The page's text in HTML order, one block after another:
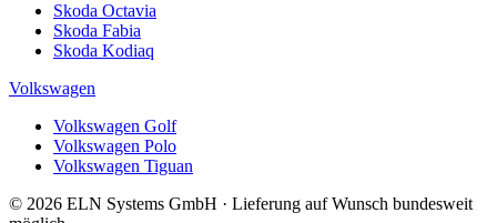
Skoda Octavia
Skoda Fabia
Skoda Kodiaq
Volkswagen
Volkswagen Golf
Volkswagen Polo
Volkswagen Tiguan
© 2026 ELN Systems GmbH · Lieferung auf Wunsch bundesweit